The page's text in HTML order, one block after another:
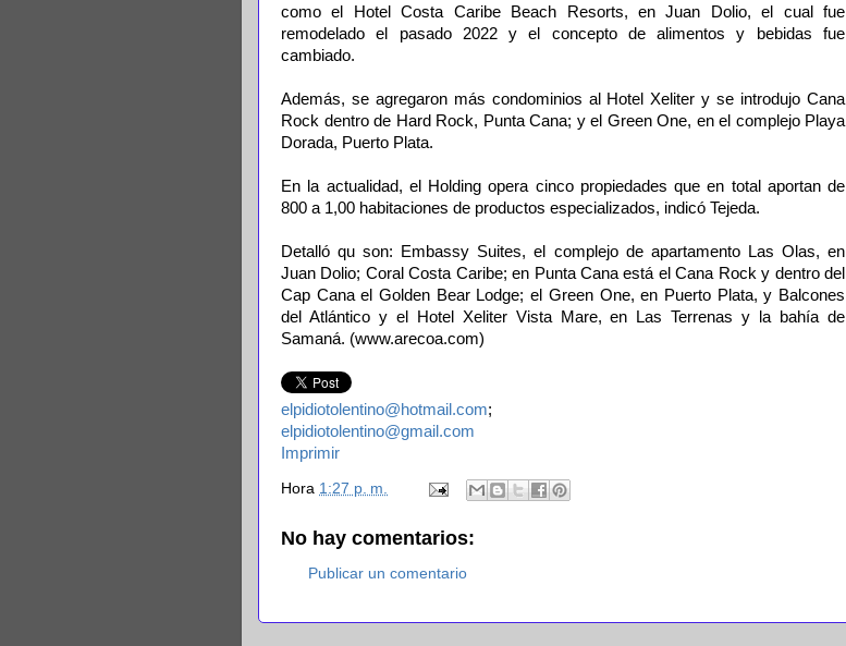
como el Hotel Costa Caribe Beach Resorts, en Juan Dolio, el cual fue
remodelado el pasado 2022 y el concepto de alimentos y bebidas fue
cambiado.
Además, se agregaron más condominios al Hotel Xeliter y se introdujo Cana
Rock dentro de Hard Rock, Punta Cana; y el Green One, en el complejo Playa
Dorada, Puerto Plata.
En la actualidad, el Holding opera cinco propiedades que en total aportan de
800 a 1,00 habitaciones de productos especializados, indicó Tejeda.
Detalló qu son: Embassy Suites, el complejo de apartamento Las Olas, en
Juan Dolio; Coral Costa Caribe; en Punta Cana está el Cana Rock y dentro del
Cap Cana el Golden Bear Lodge; el Green One, en Puerto Plata, y Balcones
del Atlántico y el Hotel Xeliter Vista Mare, en Las Terrenas y la bahía de
Samaná. (www.arecoa.com)
elpidiotolentino@hotmail.com;
elpidiotolentino@gmail.com
Imprimir
Hora 1:27 p. m.
No hay comentarios:
Publicar un comentario